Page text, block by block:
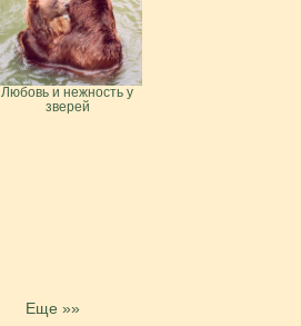
Любовь и нежность у
зверей
Еще »»